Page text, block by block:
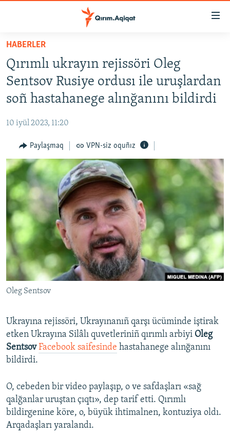
Esas
qaytmaq
Baş
navigatsiyağa
qaytmaq
Qıdıruvğa
qaytmaq
HABERLER
SİYASET
İQTİSADİYAT
MEDENİYET
İNSAN AQLARI
VİDEO
SÜRET
BLOGLAR
FİKİR
Русский
Українською
QOŞULIÑIZ!
RFE/RS bütün saytları
HABERLER
Qırımlı ukrayın rejissöri Oleg
Sentsov Rusiye ordusı ile uruşlardan
soñ hastahanege alınğanını bildirdi
10 iyül 2023, 11:20
Paylaşmaq VPN-siz oquñız
Oleg Sentsov
Ukrayına rejissöri, Ukrayınanıñ qarşı ücüminde iştirak
etken Ukrayına Silâlı quvetleriniñ qırımlı arbiyi Oleg
Sentsov Facebook saifesinde hastahanege alınğanını
bildirdi.
O, cebeden bir video paylaşıp, o ve safdaşları «sağ
qalğanlar uruştan çıqtı», dep tarif etti. Qırımlı
bildirgenine köre, o, büyük ihtimalnen, kontuziya oldı.
Arqadaşları yaralandı.